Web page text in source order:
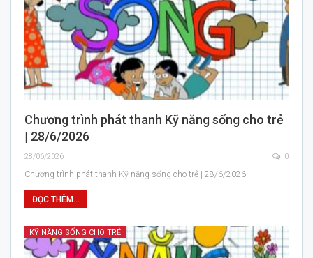
Chương trình phát thanh Kỹ năng sống cho trẻ
| 28/6/2026
28/06/2026 0
Chương trình phát thanh Kỹ năng sống cho trẻ | 28/6/2026
ĐỌC THÊM...
KỸ NĂNG SỐNG CHO TRẺ